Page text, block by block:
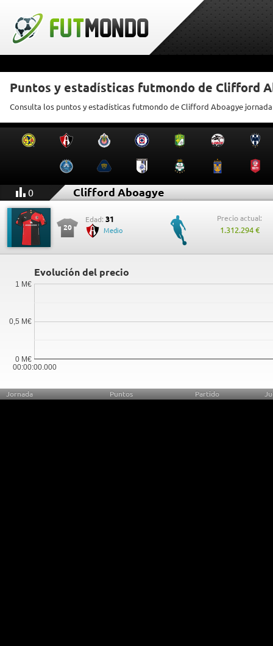
Puntos y estadísticas futmondo de Clifford
Consulta los puntos y estadísticas futmondo de Clifford Aboagye
0 Clifford Aboagye
20
Edad: 31
Medio
Precio actual:
1.312.294 €
Evolución del precio
00:00:00.000
0 M€
0,5 M€
1 M€
Jornada Puntos Partido